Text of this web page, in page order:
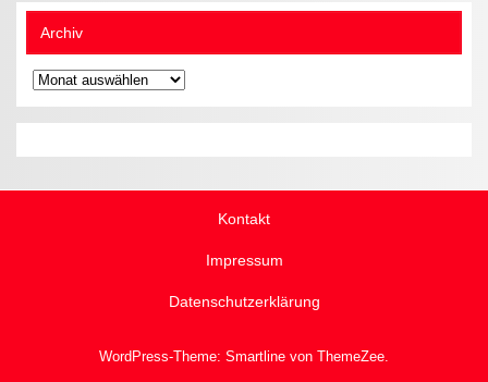
Archiv
Archiv
Kontakt
Impressum
Datenschutzerklärung
WordPress-Theme: Smartline von ThemeZee.